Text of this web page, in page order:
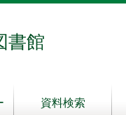
書館
資料検索